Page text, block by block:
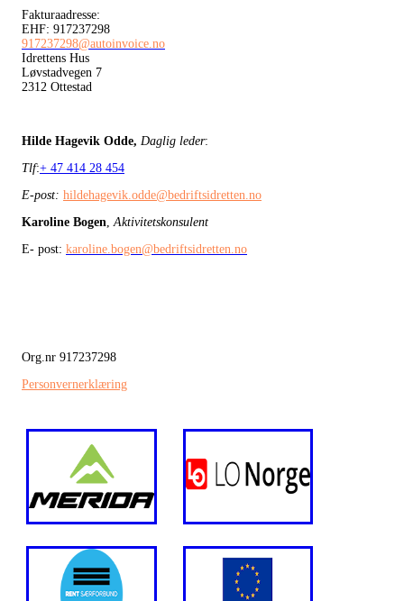
Fakturaadresse:
EHF: 917237298
917237298@autoinvoice.no
Idrettens Hus
Løvstadvegen 7
2312 Ottestad
Hilde Hagevik Odde, Daglig leder:
Tlf:+ 47 414 28 454
E-post: hildehagevik.odde@bedriftsidretten.no
Karoline Bogen Aktivitetskonsulent
E- post: karoline.bogen@bedriftsidretten.no
Org.nr 917237298
Personvernerklæring